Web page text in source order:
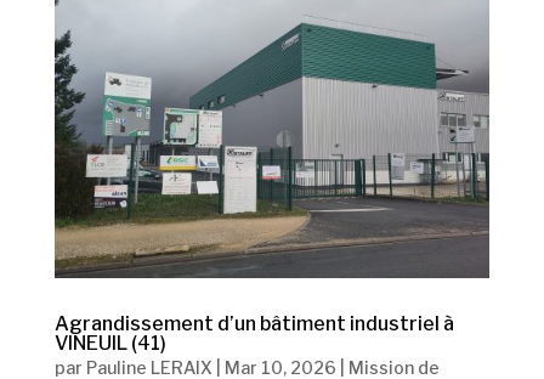
Agrandissement d’un bâtiment industriel à
VINEUIL (41)
par Pauline LERAIX Mar 10, 2026
Mission de